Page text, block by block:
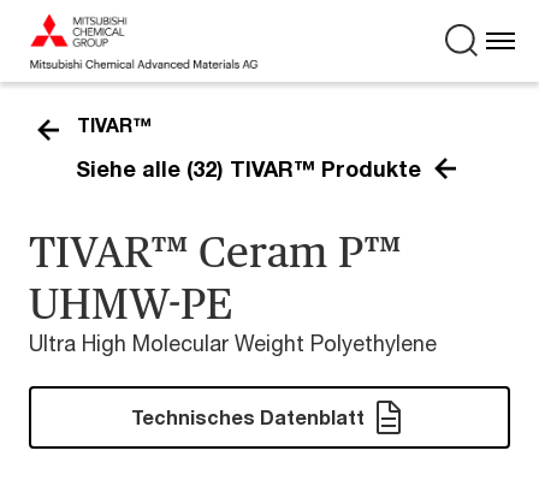
TIVAR™
Siehe alle (32) TIVAR™ Produkte
TIVAR™ Ceram P™
UHMW-PE
Ultra High Molecular Weight Polyethylene
Technisches Datenblatt